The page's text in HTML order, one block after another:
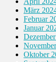
März
Februar
Januar
Oktober